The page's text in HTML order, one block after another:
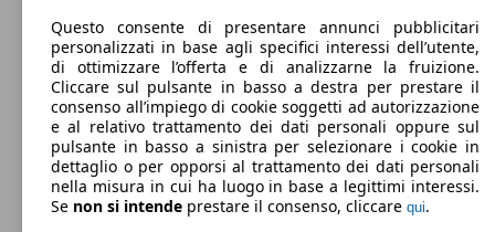
112 g/km
Emissioni di CO2 (combinato)*
Questo consente di presentare annunci pubblicitari
personalizzati in base agli specifici interessi dell’utente,
di ottimizzare l’offerta e di analizzarne la fruizione.
Cliccare sul pulsante in basso a destra per prestare il
consenso all’impiego di cookie soggetti ad autorizzazione
e al relativo trattamento dei dati personali oppure sul
pulsante in basso a sinistra per selezionare i cookie in
dettaglio o per opporsi al trattamento dei dati personali
nella misura in cui ha luogo in base a legittimi interessi.
Se non si intende prestare il consenso, cliccare qui.